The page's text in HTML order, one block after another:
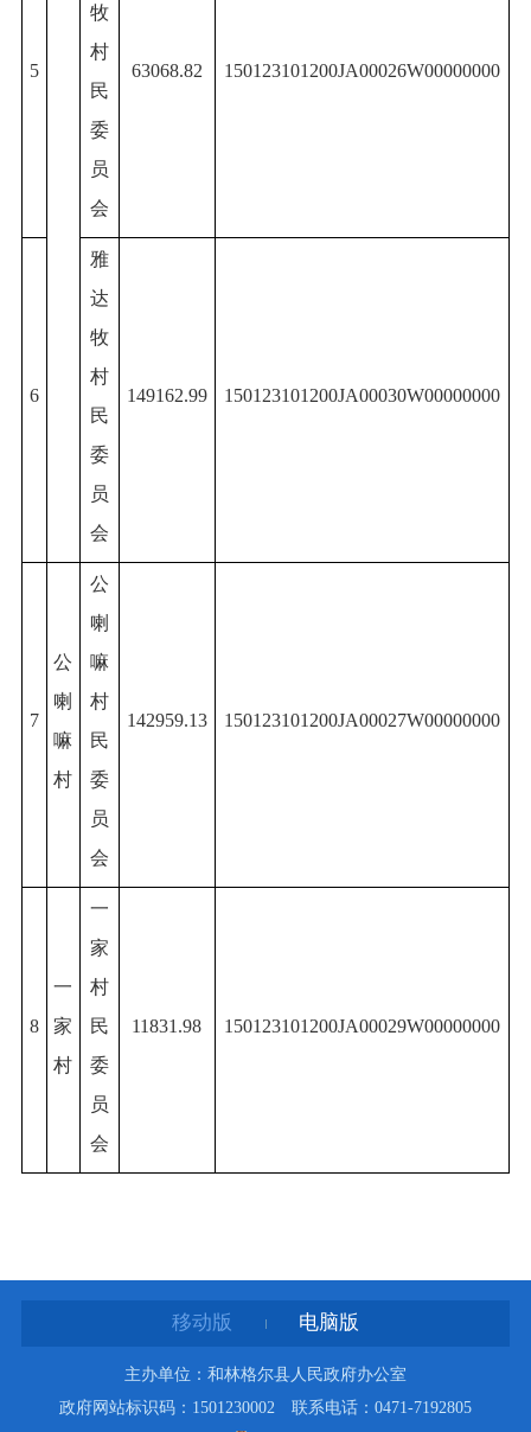
5
牧
村
民
委
员
会
63068.82 150123101200JA00026W00000000
6
雅
达
牧
村
民
委
员
会
149162.99 150123101200JA00030W00000000
7
公
喇
嘛
村
公
喇
嘛
村
民
委
员
会
142959.13 150123101200JA00027W00000000
8
一
家
村
一
家
村
民
委
员
会
11831.98 150123101200JA00029W00000000
移动版 电脑版
主办单位：和林格尔县人民政府办公室
政府网站标识码：1501230002 联系电话：0471-7192805